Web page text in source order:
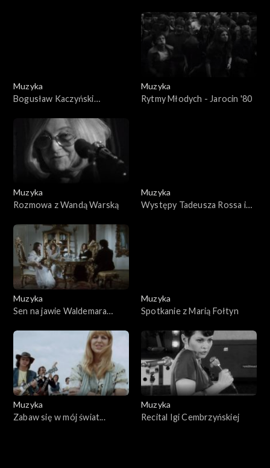
Muzyka
Bogusław Kaczyński
Teresą Żylis-Garą
Muzyka
Rytmy Młodych - Jarocin '80
Muzyka
Rozmowa z Wandą Warską
Muzyka
Występy Tadeusza Rossa i
Muzyka
Sen na jawie Waldemara
Muzyka
Spotkanie z Marią Fołtyn
Muzyka
Zabaw się w mój świat...
Muzyka
Recital Igi Cembrzyńskiej